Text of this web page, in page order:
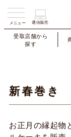
メニュー 通信販売
受取店舗から
探す
新春巻き
お正月の縁起物